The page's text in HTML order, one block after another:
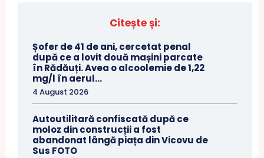
Citește și:
Șofer de 41 de ani, cercetat penal
după ce a lovit două mașini parcate
în Rădăuți. Avea o alcoolemie de 1,22
mg/l în aerul...
4 August 2026
Autoutilitară confiscată după ce
moloz din construcții a fost
abandonat lângă piața din Vicovu de
Sus FOTO